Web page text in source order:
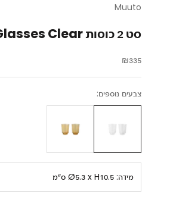
Muuto
סט 2 כוסות Raise Glasses Clear
מחיר מבצע
₪335
צבעים נוספים:
מידה: Ø5.3 x H10.5 ס״מ